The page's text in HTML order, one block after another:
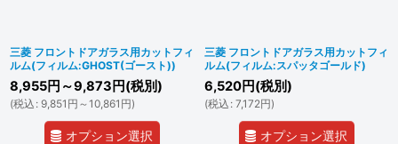
三菱 フロントドアガラス用カットフィ
ルム(フィルム:GHOST(ゴースト))
8,955円 ～9,873 円(税別)
(税込 : 9,851 円 ～10,861 円)
オプション選択
三菱 フロントドアガラス用カットフィ
ルム(フィルム:スパッタゴールド)
6,520円(税別)
(税込 : 7,172円)
オプション選択